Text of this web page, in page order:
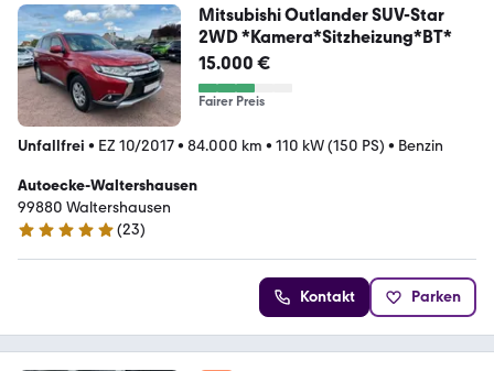
Mitsubishi Outlander SUV-Star
2WD *Kamera*Sitzheizung*BT*
15.000 €
Fairer Preis
Unfallfrei • EZ 10/2017• 84.000 km • 110 kW (150 PS) • Benzin
Autoecke-Waltershausen
99880 Waltershausen
5 Sterne
(23)
Kontakt Parken